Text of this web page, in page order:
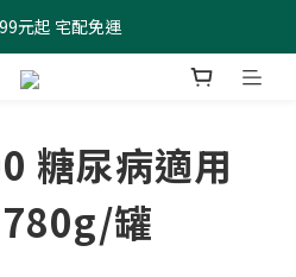
元起 宅配免運
元起 宅配免運
元購物金現領現折
糖尿病適用
罐